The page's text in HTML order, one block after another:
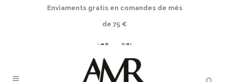
Enviaments gratis en comandes de més
de 75 €